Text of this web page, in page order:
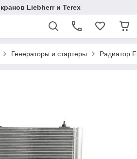
Liebherr и Terex
Генераторы и стартеры Радиатор